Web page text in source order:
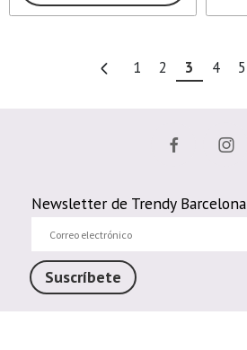
1 2 3 4 5
Newsletter de Trendy Barcelona
electrónico
Suscríbete